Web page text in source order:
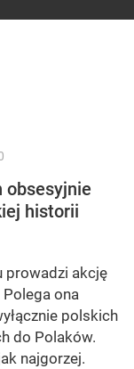
obsesyjnie
historii
prowadzi akcję
ona
polskich
do Polaków.
najgorzej.